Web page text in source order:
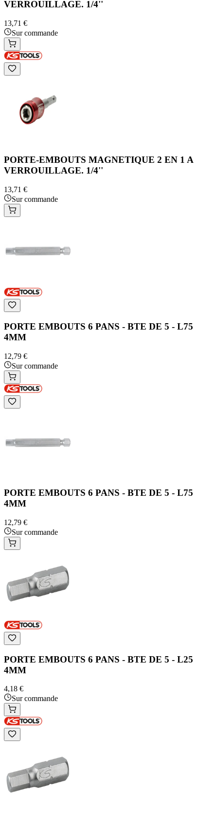
VERROUILLAGE. 1/4''
13,71 €
Sur commande
PORTE-EMBOUTS MAGNETIQUE 2 EN 1 A
VERROUILLAGE. 1/4''
13,71 €
Sur commande
PORTE EMBOUTS 6 PANS - BTE DE 5 - L75
4MM
12,79 €
Sur commande
PORTE EMBOUTS 6 PANS - BTE DE 5 - L75
4MM
12,79 €
Sur commande
PORTE EMBOUTS 6 PANS - BTE DE 5 - L25
4MM
4,18 €
Sur commande